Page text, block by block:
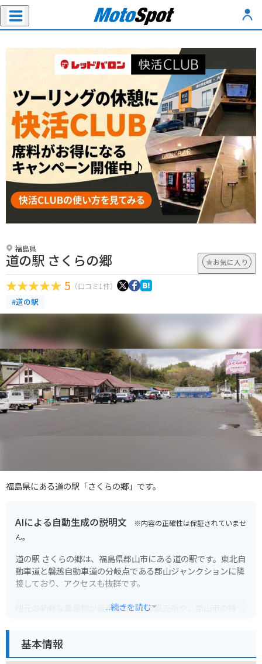
福島県
道の駅 さくらの郷 お気に入り
5 （口コミ1件）
#道の駅
福島県にある道の駅「さくらの郷」です。
AIによる自動生成の説明文 ※内容の正確性は保証されていませ
ん。
道の駅 さくらの郷は、福島県郡山市にある道の駅です。東北自
動車道と磐越自動車道の分岐点である郡山ジャンクションに隣
接しており、アクセスも抜群です。
地元の新鮮な農産物が販売されている直売所や、郡山市の特産
合います。
...続きを読む
基本情報